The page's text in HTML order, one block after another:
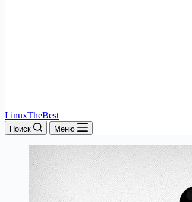
LinuxTheBest
Поиск Меню